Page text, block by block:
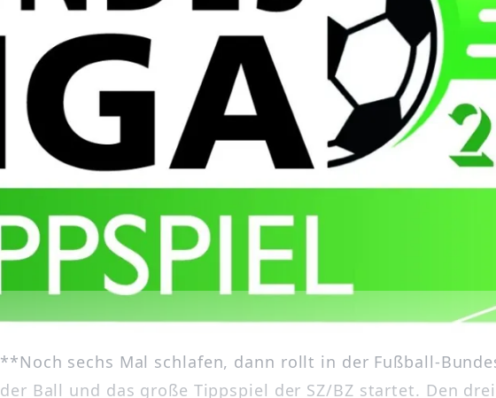
**Noch sechs Mal schlafen, dann rollt in der Fußball-
der Ball und das große Tippspiel der SZ/BZ startet. Den drei